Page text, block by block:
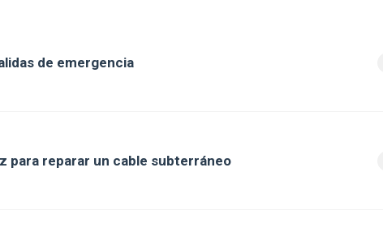
de emergencia
para reparar un cable subterráneo